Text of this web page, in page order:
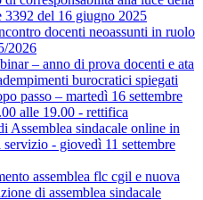
3392 del 16 giugno 2025
docenti neoassunti in ruolo
2026
– anno di prova docenti e ata
burocratici spiegati
passo – martedì 16 settembre
alle 19.00 - rettifica
Assemblea sindacale online in
- giovedì 11 settembre
assemblea flc cgil e nuova
di assemblea sindacale